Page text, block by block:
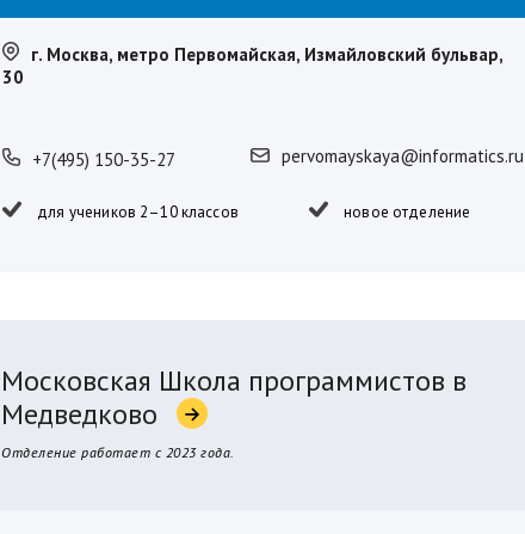
г. Москва, метро Первомайская, Измайловский бульвар,
30
+7(495) 150-35-27 pervomayskaya@informatics.ru
для учеников 2–10 классов новое отделение
Московская Школа программистов в
Медведково
Отделение работает с 2023 года.